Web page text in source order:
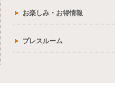
お楽しみ・お得情報
プレスルーム